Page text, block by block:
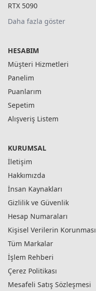
RTX 5090
Daha fazla göster
HESABIM
Müşteri Hizmetleri
Panelim
Puanlarım
Sepetim
Alışveriş Listem
KURUMSAL
İletişim
Hakkımızda
İnsan Kaynakları
Gizlilik ve Güvenlik
Hesap Numaraları
Kişisel Verilerin Korunması
Tüm Markalar
İşlem Rehberi
Çerez Politikası
Mesafeli Satış Sözleşmesi